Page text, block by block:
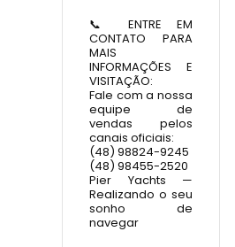
📞 ENTRE EM
CONTATO PARA
MAIS
INFORMAÇÕES E
VISITAÇÃO:
Fale com a nossa
equipe de
vendas pelos
canais oficiais:
(48) 98824-9245
(48) 98455-2520
Pier Yachts —
Realizando o seu
sonho de
navegar